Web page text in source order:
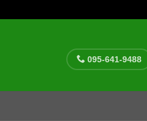
095-641-9488